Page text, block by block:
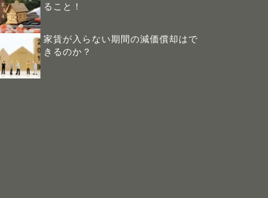
ること！
家賃が入らない期間の減価償却はで
きるのか？